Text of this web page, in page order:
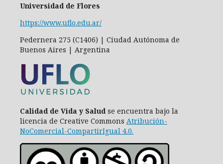
Universidad de Flores
https://www.uflo.edu.ar/
Pedernera 275 (C1406) | Ciudad Autónoma de
Buenos Aires | Argentina
Calidad de Vida y Saludse encuentra bajo la
licencia de Creative Commons Atribución-
NoComercial-CompartirIgual 4.0.